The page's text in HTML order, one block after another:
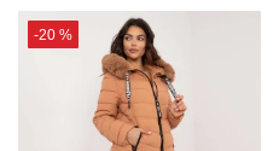
-20 %